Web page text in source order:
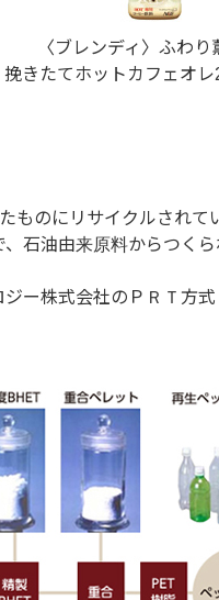
〈ブレンディ〉ふわり
挽きたてホットカフェオレ
のにリサイクルされて
石油由来原料からつく
ー株式会社のＰＲＴ方